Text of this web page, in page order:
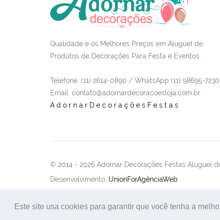
Este site usa cookies para garantir que você tenha a
Qualidade e os Melhores Preços em Aluguel de
Produtos de Decorações Para Festa e Eventos.
Telefone: (11) 2614-0890 / WhatsApp (11) 98695-7230
Email : contato@adornardecoracoesloja.com.br
AdornarDecoraçõesFestas
© 2014 - 2026 Adornar Decorações Festas Aluguel
Desenvolvimento: UnionForAgênciaWeb